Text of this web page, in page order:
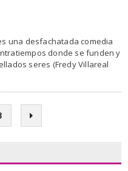
una desfachatada comedia
donde se funden y
seres (Fredy Villareal